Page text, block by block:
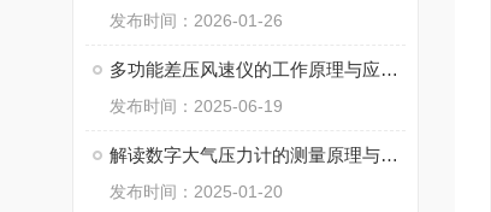
发布时间：2026-01-26
多功能差压风速仪的工作原理与应用场景解析
发布时间：2025-06-19
解读数字大气压力计的测量原理与应用前景
发布时间：2025-01-20